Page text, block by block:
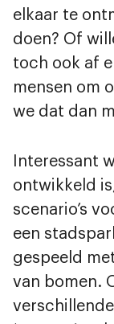
elkaar te
doen? Of
toch ook af
mensen om
we dat dan
Interessant
ontwikkeld
scenario’s
een
gespeeld
van bomen.